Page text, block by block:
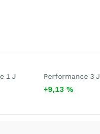
1 J Performance 3 J
+9,13 %